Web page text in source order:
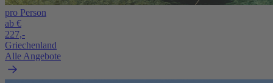
pro Person
ab €
227,-
Griechenland
Alle Angebote